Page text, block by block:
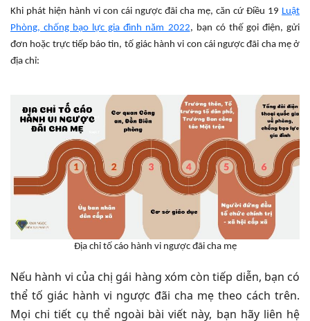
Khi phát hiện hành vi con cái ngược đãi cha mẹ, căn cứ Điều 19 Luật
Phòng, chống bạo lực gia đình năm 2022, bạn có thế gọi điện, gửi
đơn hoặc trực tiếp báo tin, tố giác hành vi con cái ngược đãi cha mẹ ở
địa chỉ:
Địa chỉ tố cáo hành vi ngược đãi cha mẹ
Nếu hành vi của chị gái hàng xóm còn tiếp diễn, bạn có
thể tố giác hành vi ngược đãi cha mẹ theo cách trên.
Mọi chi tiết cụ thể ngoài bài viết này, bạn hãy liên hệ